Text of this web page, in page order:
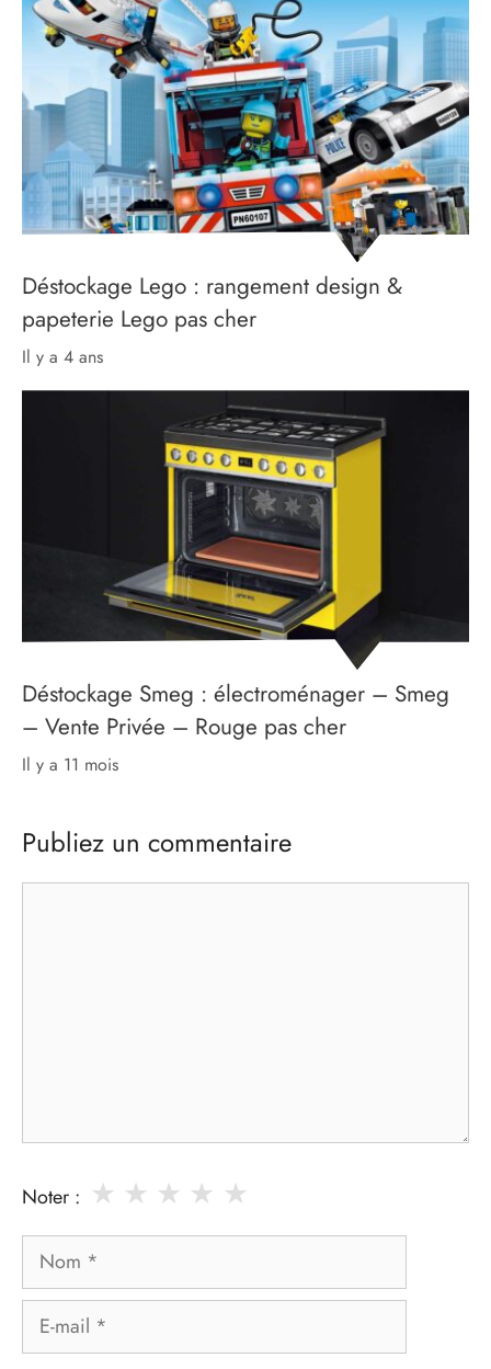
Déstockage Lego : rangement design &
papeterie Lego pas cher
il y a 4 ans
Déstockage Smeg : électroménager – Smeg
– Vente Privée – Rouge pas cher
il y a 11 mois
Publiez un commentaire
Noter : ★
★
★
★
★
Nom